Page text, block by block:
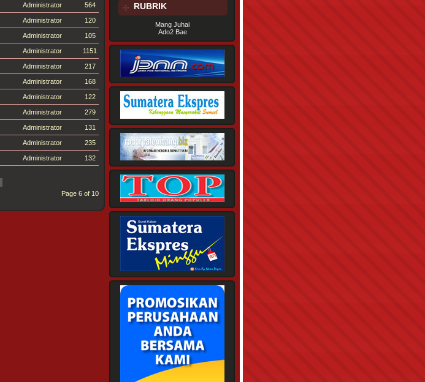
RUBRIK
Mang Juhai
Ado2 Bae
Administrator 564
Administrator 120
Administrator 105
Administrator 1151
Administrator 217
Administrator 168
Administrator 122
Administrator 279
Administrator 131
Administrator 235
Administrator 132
Page 6 of 10